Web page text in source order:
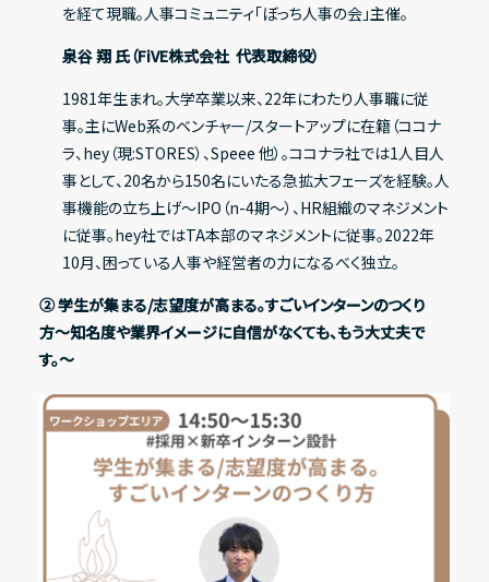
を経て現職。人事コミュニティ「ぼっち人事の会」主催。
泉谷 翔 氏（FiVE株式会社 代表取締役）
1981年生まれ。大学卒業以来、22年にわたり人事職に従
事。主にWeb系のベンチャー/スタートアップに在籍（ココナ
ラ、hey（現:STORES）、Speee 他）。ココナラ社では1人目人
事として、20名から150名にいたる急拡大フェーズを経験。人
事機能の立ち上げ〜IPO（n-4期〜）、HR組織のマネジメント
に従事。hey社ではTA本部のマネジメントに従事。2022年
10月、困っている人事や経営者の力になるべく独立。
② 学生が集まる/志望度が高まる。すごいインターンのつくり
方〜知名度や業界イメージに自信がなくても、もう大丈夫で
す。〜